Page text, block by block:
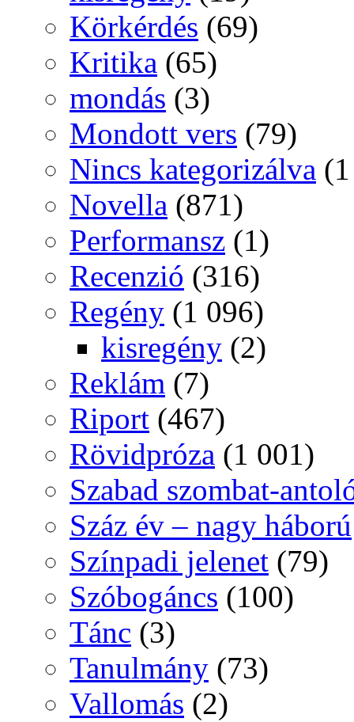
Körkérdés (69)
Kritika (65)
mondás (3)
Mondott vers (79)
Nincs kategorizálva
Novella (871)
Performansz (1)
Recenzió (316)
Regény (1 096)
kisregény (2)
Reklám (7)
Riport (467)
Rövidpróza (1 001)
Szabad szombat-
Száz év – nagy háború
Színpadi jelenet (79)
Szóbogáncs (100)
Tánc (3)
Tanulmány (73)
Vallomás (2)